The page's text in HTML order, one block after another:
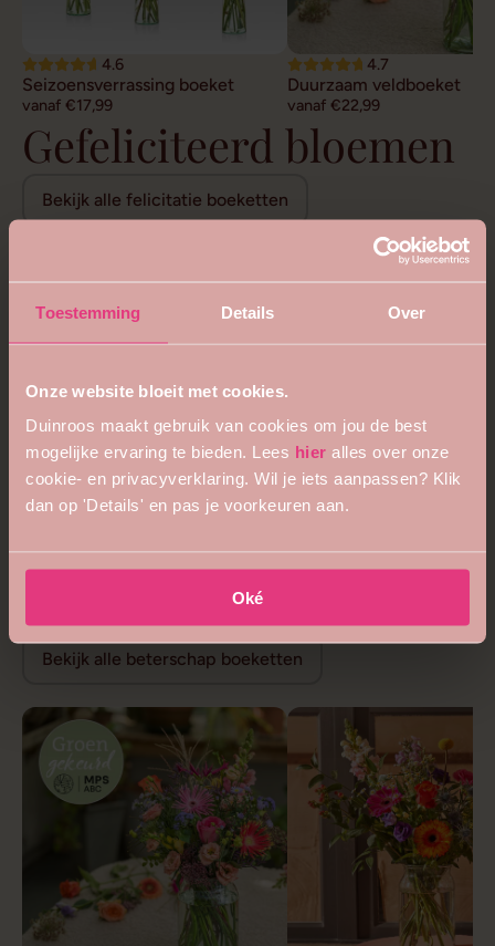
Toestemming Details Over
Onze website bloeit met cookies.
Duinroos maakt gebruik van cookies om jou de best
mogelijke ervaring te bieden. Lees hier alles over onze
cookie- en privacyverklaring. Wil je iets aanpassen? Klik
dan op 'Details' en pas je voorkeuren aan.
Oké
4.6
Seizoensverrassing boeket
vanaf €17,99
4.7
Duurzaam veldboeket
vanaf €22,99
Gefeliciteerd bloemen
Bekijk alle felicitatie boeketten
vanaf €68,99 vanaf €26,99
Beterschap bloemen
Bekijk alle beterschap boeketten